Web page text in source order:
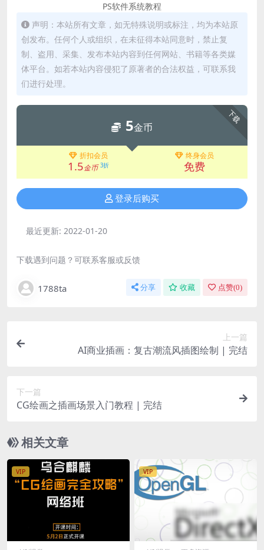
PS软件系统教程
声明：本站所有文章，如无特殊说明或标注，均为本站原
创发布。任何个人或组织，在未征得本站同意时，禁止复
制、盗用、采集、发布本站内容到任何网站、书籍等各类媒
体平台。如若本站内容侵犯了原著者的合法权益，可联系我
们进行处理。
下载
5金币
折扣会员
1.5金币 3折
终身会员
免费
登录后购买
最近更新: 2022-01-20
下载遇到问题？可联系客服或反馈
1788ta 分享 收藏 点赞(0)
上一篇
AI商业插画：复古潮流风插图绘制 | 完结
下一篇
CG绘画之插画场景入门教程 | 完结
相关文章
VIP VIP